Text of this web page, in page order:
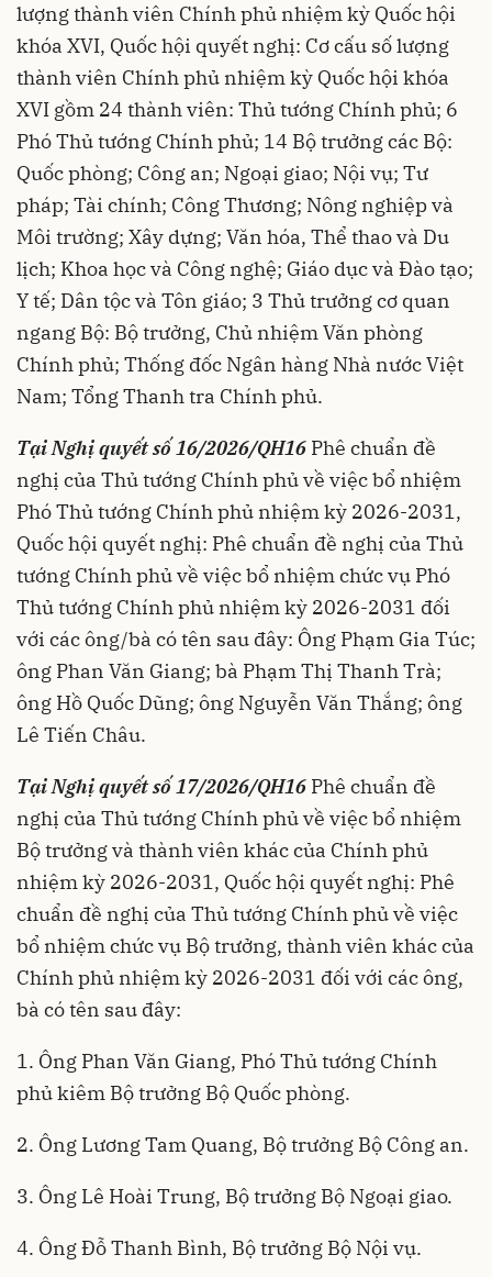
lượng thành viên Chính phủ nhiệm kỳ Quốc hội
khóa XVI, Quốc hội quyết nghị: Cơ cấu số lượng
thành viên Chính phủ nhiệm kỳ Quốc hội khóa
XVI gồm 24 thành viên: Thủ tướng Chính phủ; 6
Phó Thủ tướng Chính phủ; 14 Bộ trưởng các Bộ:
Quốc phòng; Công an; Ngoại giao; Nội vụ; Tư
pháp; Tài chính; Công Thương; Nông nghiệp và
Môi trường; Xây dựng; Văn hóa, Thể thao và Du
lịch; Khoa học và Công nghệ; Giáo dục và Đào tạo;
Y tế; Dân tộc và Tôn giáo; 3 Thủ trưởng cơ quan
ngang Bộ: Bộ trưởng, Chủ nhiệm Văn phòng
Chính phủ; Thống đốc Ngân hàng Nhà nước Việt
Nam; Tổng Thanh tra Chính phủ.
Tại Nghị quyết số 16/2026/QH16 Phê chuẩn đề
nghị của Thủ tướng Chính phủ về việc bổ nhiệm
Phó Thủ tướng Chính phủ nhiệm kỳ 2026-2031,
Quốc hội quyết nghị: Phê chuẩn đề nghị của Thủ
tướng Chính phủ về việc bổ nhiệm chức vụ Phó
Thủ tướng Chính phủ nhiệm kỳ 2026-2031 đối
với các ông/bà có tên sau đây: Ông Phạm Gia Túc;
ông Phan Văn Giang; bà Phạm Thị Thanh Trà;
ông Hồ Quốc Dũng; ông Nguyễn Văn Thắng; ông
Lê Tiến Châu.
Tại Nghị quyết số 17/2026/QH16 Phê chuẩn đề
nghị của Thủ tướng Chính phủ về việc bổ nhiệm
Bộ trưởng và thành viên khác của Chính phủ
nhiệm kỳ 2026-2031, Quốc hội quyết nghị: Phê
chuẩn đề nghị của Thủ tướng Chính phủ về việc
bổ nhiệm chức vụ Bộ trưởng, thành viên khác của
Chính phủ nhiệm kỳ 2026-2031 đối với các ông,
bà có tên sau đây:
1. Ông Phan Văn Giang, Phó Thủ tướng Chính
phủ kiêm Bộ trưởng Bộ Quốc phòng.
2. Ông Lương Tam Quang, Bộ trưởng Bộ Công an.
3. Ông Lê Hoài Trung, Bộ trưởng Bộ Ngoại giao.
4. Ông Đỗ Thanh Bình, Bộ trưởng Bộ Nội vụ.